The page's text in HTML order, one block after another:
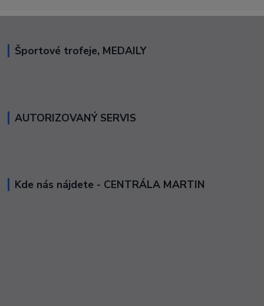
Športové trofeje, MEDAILY
AUTORIZOVANÝ SERVIS
Kde nás nájdete - CENTRÁLA MARTIN